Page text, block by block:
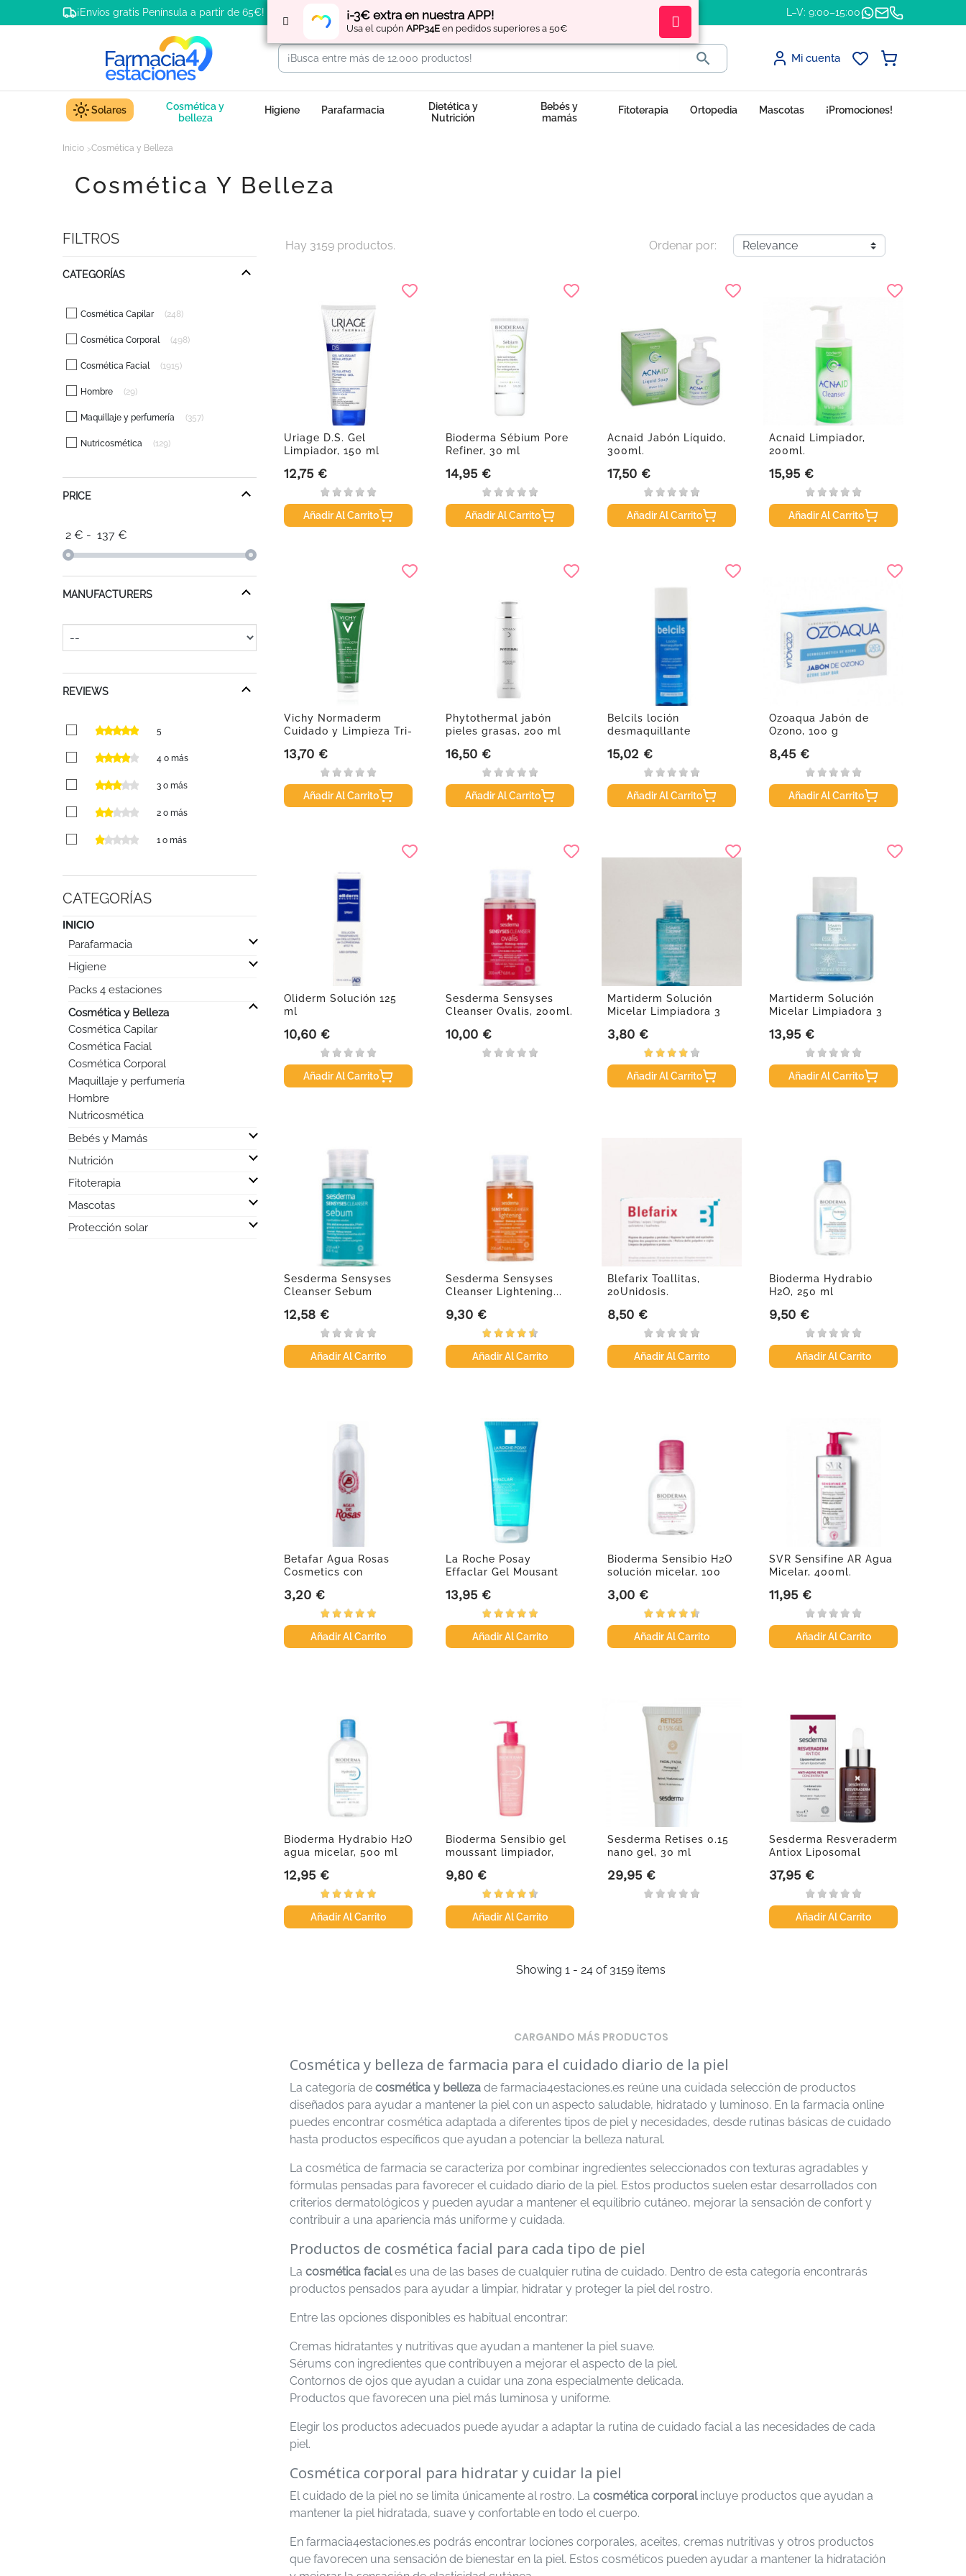
¡-3€ extra en nuestra APP!
Usa el cupón APP34E en pedidos superiores a 50€
¡Envíos gratis Península a partir de 65€! Regístratey obtén L–V: 9:00–15:00
 Mi cuenta
Solares
Cosmética y
belleza
Higiene Parafarmacia
Dietética y
Nutrición
Bebés y
mamás
Fitoterapia Ortopedia Mascotas ¡Promociones!
Inicio Cosmética y Belleza
Cosmética Y Belleza
FILTROS
CATEGORÍAS
Cosmética Capilar 248
Cosmética Corporal 498
Cosmética Facial 1915
Hombre 29
Maquillaje y perfumería 357
Nutricosmética 129
PRICE
2 € - 137 €
MANUFACTURERS
REVIEWS
5
4 o más
3 o más
2 o más
1 o más
CATEGORÍAS
INICIO
Parafarmacia
Higiene

Packs 4 estaciones
Cosmética y Belleza
Cosmética Capilar
Cosmética Facial
Cosmética Corporal
Maquillaje y perfumería
Hombre
Nutricosmética
Bebés y Mamás
Nutrición

Fitoterapia

Mascotas

Protección solar

Hay 3159 productos. Ordenar por:
Uriage D.S. Gel
Limpiador, 150 ml
Precio
12,75 €
Añadir Al Carrito
Bioderma Sébium Pore
Refiner, 30 ml
Precio
14,95 €
Añadir Al Carrito
Acnaid Jabón Líquido,
300ml.
Precio
17,50 €
Añadir Al Carrito
Acnaid Limpiador,
200ml.
Precio
15,95 €
Añadir Al Carrito
Vichy Normaderm
Cuidado y Limpieza Tri-
Precio
13,70 €
Añadir Al Carrito
Phytothermal jabón
pieles grasas, 200 ml
Precio
16,50 €
Añadir Al Carrito
Belcils loción
desmaquillante
Precio
15,02 €
Añadir Al Carrito
Ozoaqua Jabón de
Ozono, 100 g
Precio
8,45 €
Añadir Al Carrito
Oliderm Solución 125
ml
Precio
10,60 €
Añadir Al Carrito
Sesderma Sensyses
Cleanser Ovalis, 200ml.
Precio
10,00 €
Martiderm Solución
Micelar Limpiadora 3
Precio
3,80 €
Añadir Al Carrito
Martiderm Solución
Micelar Limpiadora 3
Precio
13,95 €
Añadir Al Carrito
Sesderma Sensyses
Cleanser Sebum
Precio
12,58 €
Añadir Al Carrito
Sesderma Sensyses
Cleanser Lightening...
Precio
9,30 €
Añadir Al Carrito
Blefarix Toallitas,
20Unidosis.
Precio
8,50 €
Añadir Al Carrito
Bioderma Hydrabio
H2O, 250 ml
Precio
9,50 €
Añadir Al Carrito
Betafar Agua Rosas
Cosmetics con
Precio
3,20 €
Añadir Al Carrito
La Roche Posay
Effaclar Gel Mousant
Precio
13,95 €
Añadir Al Carrito
Bioderma Sensibio H2O
solución micelar, 100
Precio
3,00 €
Añadir Al Carrito
SVR Sensifine AR Agua
Micelar, 400ml.
Precio
11,95 €
Añadir Al Carrito
Bioderma Hydrabio H2O
agua micelar, 500 ml
Precio
12,95 €
Añadir Al Carrito
Bioderma Sensibio gel
moussant limpiador,
Precio
9,80 €
Añadir Al Carrito
Sesderma Retises 0.15
nano gel, 30 ml
Precio
29,95 €
Sesderma Resveraderm
Antiox Liposomal
Precio
37,95 €
Añadir Al Carrito
Showing 1 - 24 of 3159 items
CARGANDO MÁS PRODUCTOS
Cosmética y belleza de farmacia para el cuidado diario de la piel
La categoría de cosmética y belleza de farmacia4estaciones.es reúne una cuidada selección de productos
diseñados para ayudar a mantener la piel con un aspecto saludable, hidratado y luminoso. En la farmacia online
puedes encontrar cosmética adaptada a diferentes tipos de piel y necesidades, desde rutinas básicas de cuidado
hasta productos específicos que ayudan a potenciar la belleza natural.
La cosmética de farmacia se caracteriza por combinar ingredientes seleccionados con texturas agradables y
fórmulas pensadas para favorecer el cuidado diario de la piel. Estos productos suelen estar desarrollados con
criterios dermatológicos y pueden ayudar a mantener el equilibrio cutáneo, mejorar la sensación de confort y
contribuir a una apariencia más uniforme y cuidada.
Productos de cosmética facial para cada tipo de piel
La cosmética faciales una de las bases de cualquier rutina de cuidado. Dentro de esta categoría encontrarás
productos pensados para ayudar a limpiar, hidratar y proteger la piel del rostro.
Entre las opciones disponibles es habitual encontrar:
Cremas hidratantes y nutritivas que ayudan a mantener la piel suave.
Sérums con ingredientes que contribuyen a mejorar el aspecto de la piel.
Contornos de ojos que ayudan a cuidar una zona especialmente delicada.
Productos que favorecen una piel más luminosa y uniforme.
Elegir los productos adecuados puede ayudar a adaptar la rutina de cuidado facial a las necesidades de cada
piel.
Cosmética corporal para hidratar y cuidar la piel
El cuidado de la piel no se limita únicamente al rostro. La cosmética corporalincluye productos que ayudan a
mantener la piel hidratada, suave y confortable en todo el cuerpo.
En farmacia4estaciones.es podrás encontrar lociones corporales, aceites, cremas nutritivas y otros productos
que favorecen una sensación de bienestar en la piel. Estos cosméticos pueden ayudar a mantener la hidratación